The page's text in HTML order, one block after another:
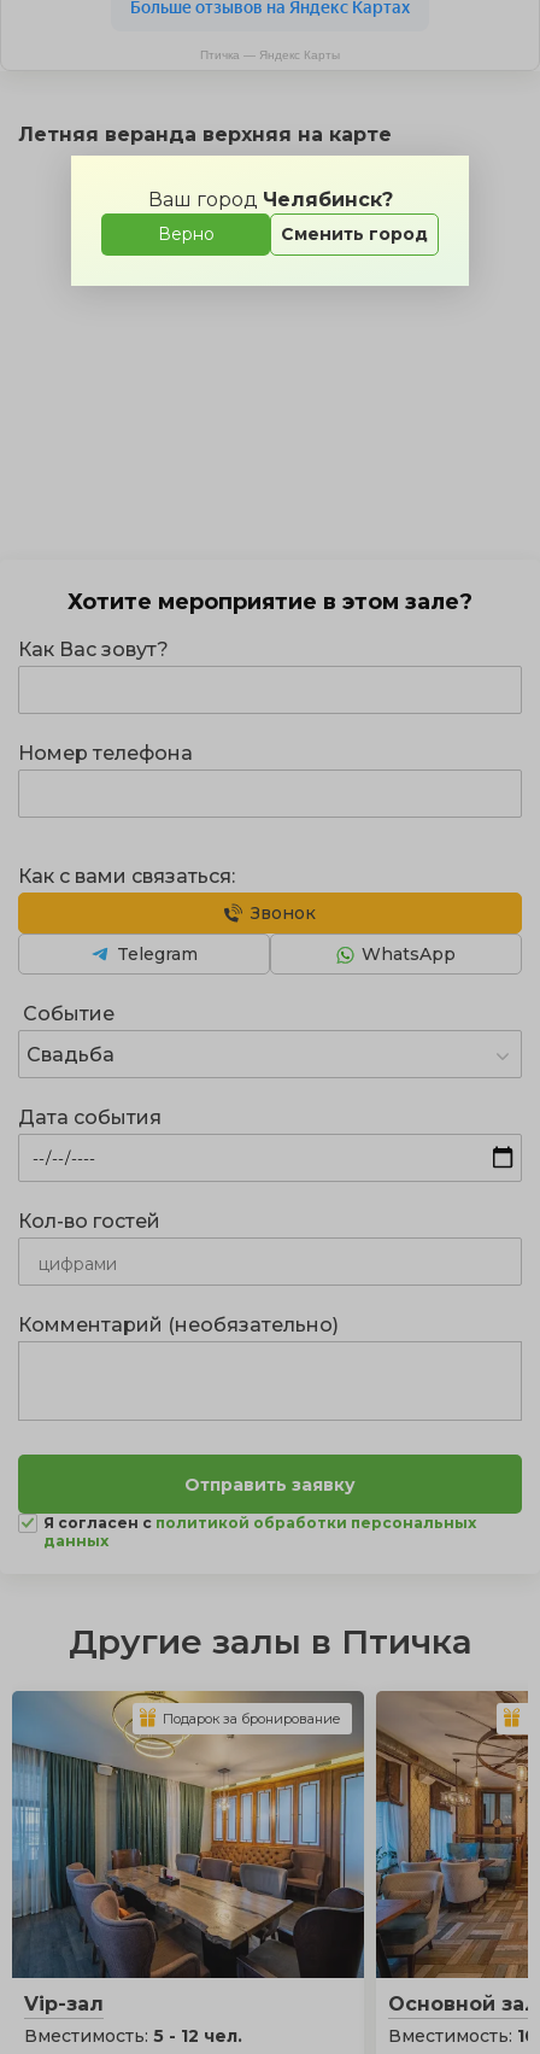
Ваш город Челябинск?
Верно Сменить город
Птичка — Яндекс Карты
Летняя веранда верхняя на карте
Хотите мероприятие в этом зале?
Как Вас зовут?
Номер телефона
Событие
Свадьба
Дата события
Кол-во гостей
Как с вами связаться:
Звонок
WhatsApp
Telegram
Комментарий (необязательно)
Я согласен с политикой обработки персональных
данных
Другие залы в Птичка
Vip-зал
Вместимость: 5 - 12 чел.
Подарок за бронирование
Основной зал
Вместимость: